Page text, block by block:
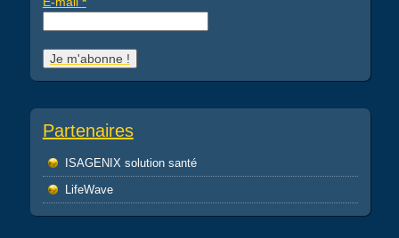
Partenaires
ISAGENIX solution santé
LifeWave